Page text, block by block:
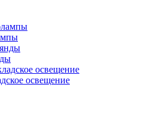
освещение